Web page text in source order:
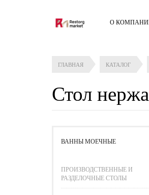
О
ГЛАВНАЯ КАТАЛОГ
Стол
ВАННЫ МОЕЧНЫЕ
ПРОИЗВОДСТВЕННЫЕ И
РАЗДЕЛОЧНЫЕ СТОЛЫ